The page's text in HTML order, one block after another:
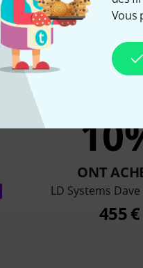
Vous
ONT
LD Systems
455 €